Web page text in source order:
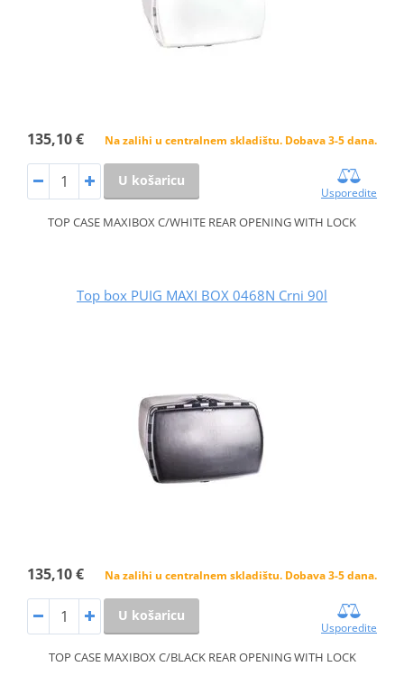
135,10 € Na zalihi u centralnem skladištu. Dobava 3-5 dana.
U košaricu
Usporedite
TOP CASE MAXIBOX C/WHITE REAR OPENING WITH LOCK
Top box PUIG MAXI BOX 0468N Crni 90l
135,10 € Na zalihi u centralnem skladištu. Dobava 3-5 dana.
U košaricu
Usporedite
TOP CASE MAXIBOX C/BLACK REAR OPENING WITH LOCK